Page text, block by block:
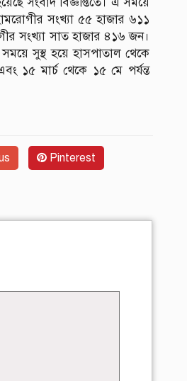
সংখ্যা ৫৫ হাজার ৬১১
সংখ্যা সাত হাজার ৪১৬ জন।
সুস্থ হয়ে হাসপাতাল থেকে
১৫ মার্চ থেকে ১৫ মে পর্যন্ত
Pinterest